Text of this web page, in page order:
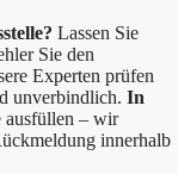
Lassen Sie
Sie den
Experten prüfen
unverbindlich. In
ausfüllen – wir
innerhalb